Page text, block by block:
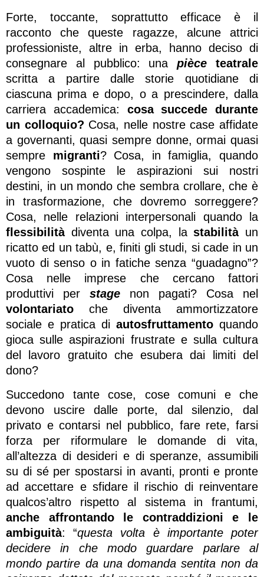
Forte, toccante, soprattutto efficace è il
racconto che queste ragazze, alcune attrici
professioniste, altre in erba, hanno deciso di
consegnare al pubblico: unapièce teatrale
scritta a partire dalle storie quotidiane di
ciascuna prima e dopo, o a prescindere, dalla
carriera accademica: cosa succede durante
un colloquio? Cosa, nelle nostre case affidate
a governanti, quasi sempre donne, ormai quasi
sempre migranti? Cosa, in famiglia, quando
vengono sospinte le aspirazioni sui nostri
destini, in un mondo che sembra crollare, che è
in trasformazione, che dovremo sorreggere?
Cosa, nelle relazioni interpersonali quando la
flessibilitàdiventa una colpa, lastabilitàun
ricatto ed un tabù, e, finiti gli studi, si cade in un
vuoto di senso o in fatiche senza “guadagno”?
Cosa nelle imprese che cercano fattori
produttivi per stage non pagati? Cosa nel
volontariato che diventa ammortizzatore
sociale e pratica di autosfruttamento quando
gioca sulle aspirazioni frustrate e sulla cultura
del lavoro gratuito che esubera dai limiti del
dono?
Succedono tante cose, cose comuni e che
devono uscire dalle porte, dal silenzio, dal
privato e contarsi nel pubblico, fare rete, farsi
forza per riformulare le domande di vita,
all’altezza di desideri e di speranze, assumibili
su di sé per spostarsi in avanti, pronti e pronte
ad accettare e sfidare il rischio di reinventare
qualcos’altro rispetto al sistema in frantumi,
anche affrontando le contraddizioni e le
ambiguità: “questa volta è importante poter
decidere in che modo guardare parlare al
mondo partire da una domanda sentita non da